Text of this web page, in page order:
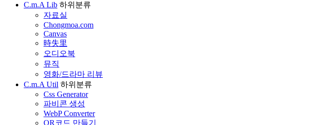
C.m.A Lib 하위분류
자료실
Chongmoa.com
Canvas
時失里
오디오북
뮤직
영화/드라마 리뷰
C.m.A Util 하위분류
Css Generator
파비콘 생성
WebP Converter
QR코드 만들기